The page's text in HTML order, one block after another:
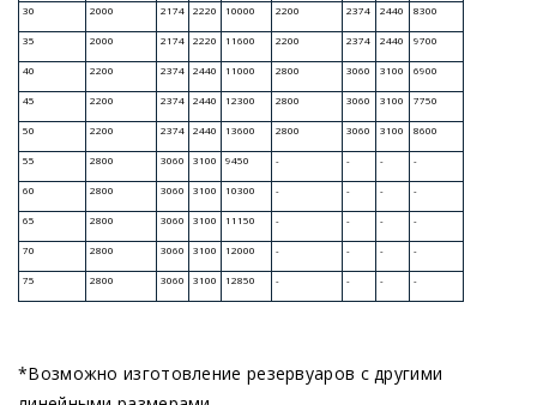
Продукция
*Возможно изготовление резервуаров с другими